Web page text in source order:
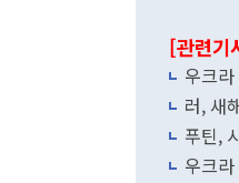
[관련기
우크
러, 새
푸틴,
우크